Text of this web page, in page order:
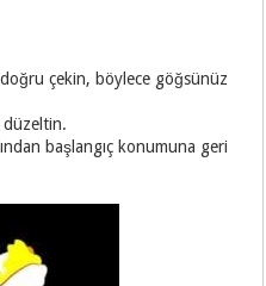
çekin, böylece göğsünüz
düzeltin.
başlangıç konumuna geri